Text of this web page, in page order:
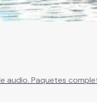
audio. Paquetes